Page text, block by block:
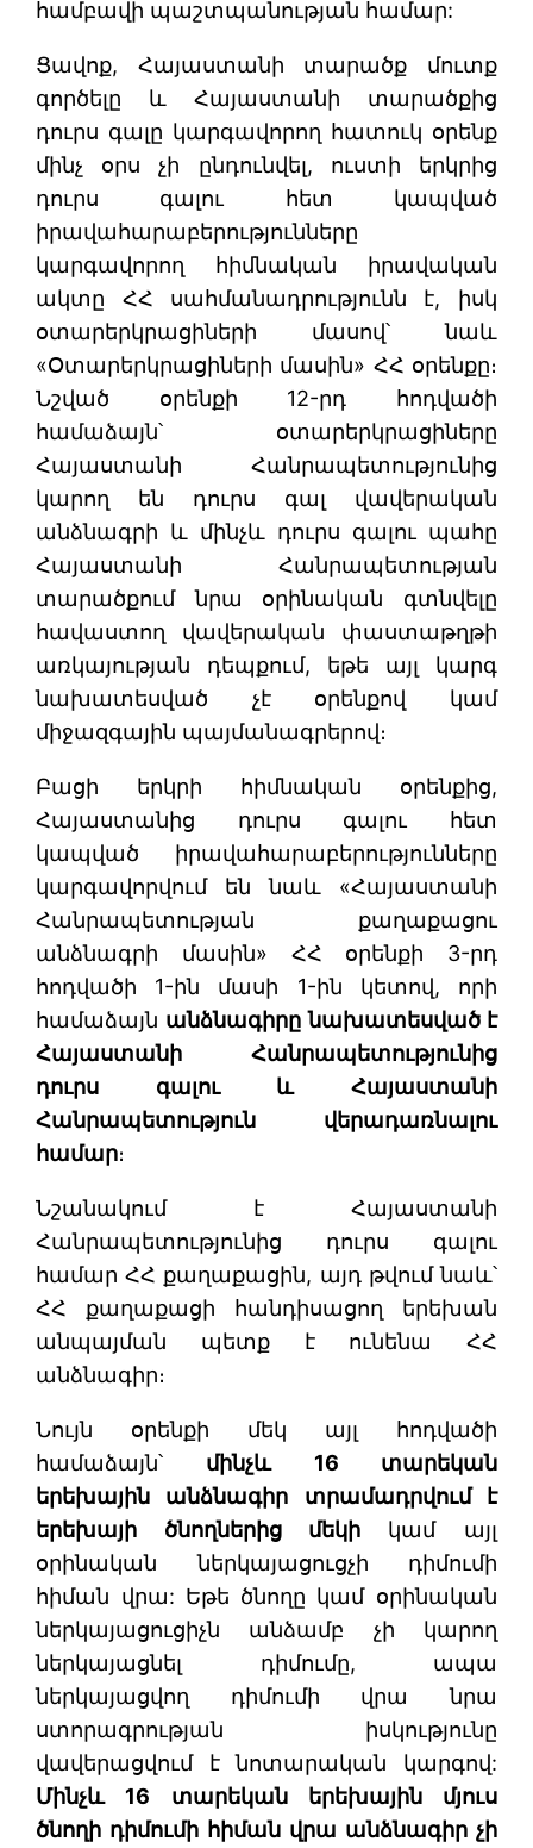
համբավի պաշտպանության համար:
Ցավոք, Հայաստանի տարածք մուտք
գործելը և Հայաստանի տարածքից
դուրս գալը կարգավորող հատուկ օրենք
մինչ օրս չի ընդունվել, ուստի երկրից
դուրս գալու հետ կապված
իրավահարաբերությունները
կարգավորող հիմնական իրավական
ակտը ՀՀ սահմանադրությունն է, իսկ
օտարերկրացիների մասով՝ նաև
«Օտարերկրացիների մասին» ՀՀ օրենքը։
Նշված օրենքի 12-րդ հոդվածի
համաձայն՝ օտարերկրացիները
Հայաստանի Հանրապետությունից
կարող են դուրս գալ վավերական
անձնագրի և մինչև դուրս գալու պահը
Հայաստանի Հանրապետության
տարածքում նրա օրինական գտնվելը
հավաստող վավերական փաստաթղթի
առկայության դեպքում, եթե այլ կարգ
նախատեսված չէ օրենքով կամ
միջազգային պայմանագրերով։
Բացի երկրի հիմնական օրենքից,
Հայաստանից դուրս գալու հետ
կապված իրավահարաբերությունները
կարգավորվում են նաև «Հայաստանի
Հանրապետության քաղաքացու
անձնագրի մասին» ՀՀ օրենքի 3-րդ
հոդվածի 1-ին մասի 1-ին կետով, որի
համաձայն անձնագիրը նախատեսված է
Հայաստանի Հանրապետությունից
դուրս գալու և Հայաստանի
Հանրապետություն վերադառնալու
համար։
Նշանակում է Հայաստանի
Հանրապետությունից դուրս գալու
համար ՀՀ քաղաքացին, այդ թվում նաև՝
ՀՀ քաղաքացի հանդիսացող երեխան
անպայման պետք է ունենա ՀՀ
անձնագիր։
Նույն օրենքի մեկ այլ հոդվածի
համաձայն՝ մինչև 16 տարեկան
երեխային անձնագիր տրամադրվում է
երեխայի ծնողներից մեկի կամ այլ
օրինական ներկայացուցչի դիմումի
հիման վրա: Եթե ծնողը կամ օրինական
ներկայացուցիչն անձամբ չի կարող
ներկայացնել դիմումը, ապա
ներկայացվող դիմումի վրա նրա
ստորագրության իսկությունը
վավերացվում է նոտարական կարգով:
Մինչև 16 տարեկան երեխային մյուս
ծնողի դիմումի հիման վրա անձնագիր չի